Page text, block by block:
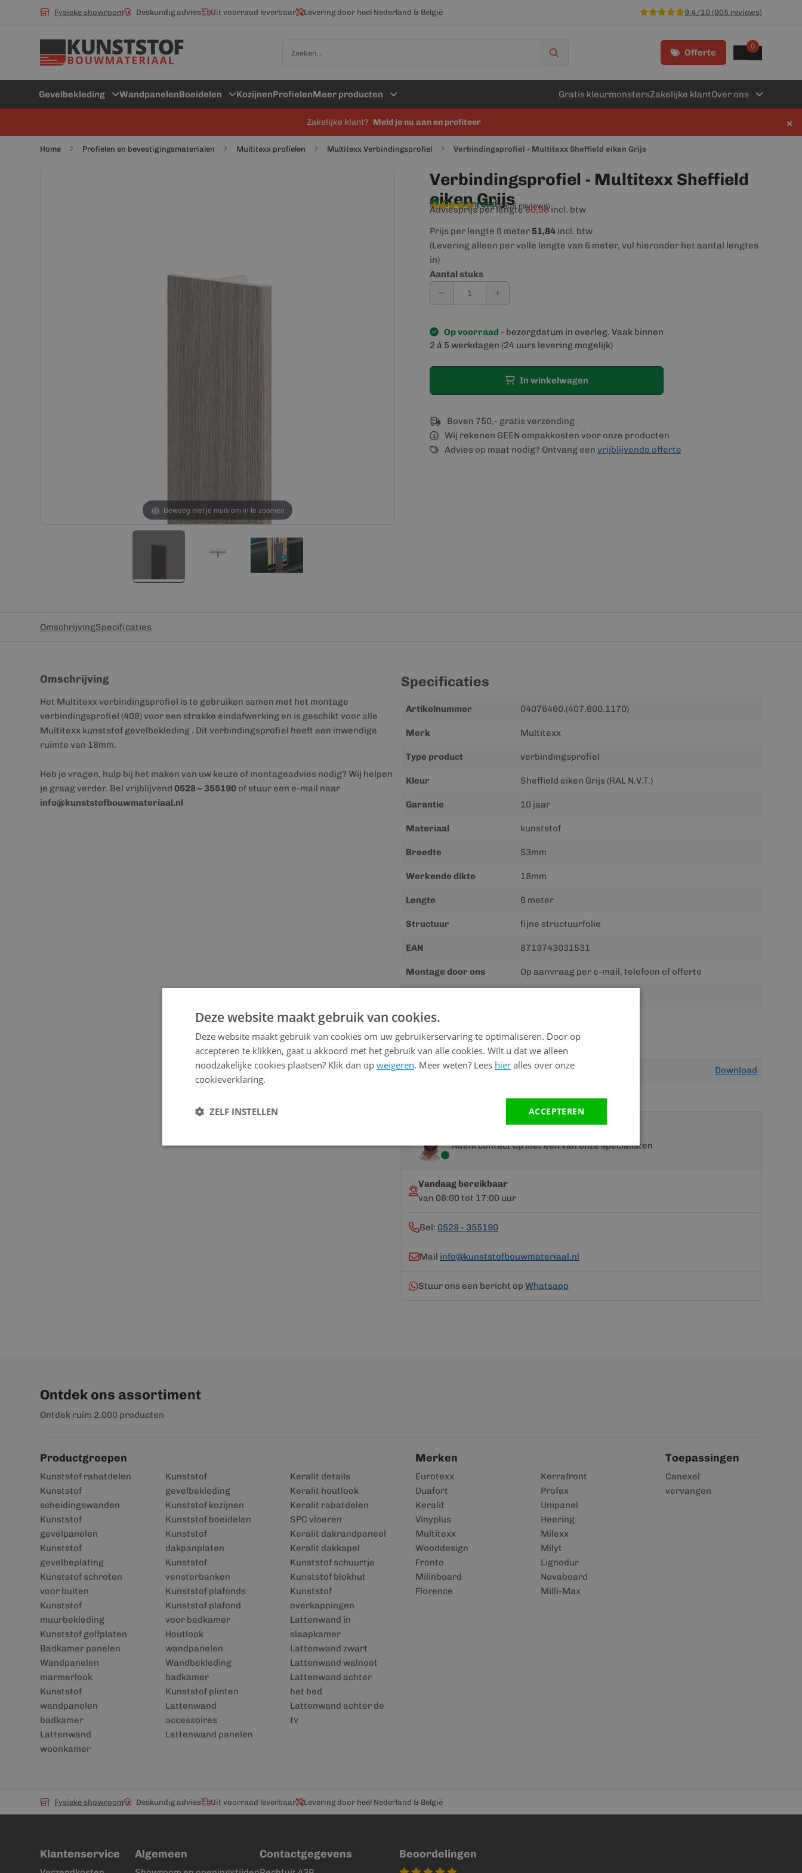
Fysieke showroom Deskundig advies Uit voorraad leverbaar Levering door heel Nederland & België 9.4/10 (905 reviews)
Offerte
0
Gevelbekleding WandpanelenBoeidelen KozijnenProfielenMeer producten Gratis kleurmonstersZakelijke klantOver ons
Zakelijke klant? Meld je nu aan en profiteer ×
Home Profielen en bevestigingsmaterialen Multitexx profielen Multitexx Verbindingsprofiel Verbindingsprofiel - Multitexx Sheffield eiken Grijs
Beweeg met je muis om in te zoomen
Verbindingsprofiel - Multitexx Sheffield
eiken Grijs
Op voorraad
9,4/10(905 reviews)
Adviesprijs per lengte60,98incl. btw
Prijs per lengte 6 meter 51,84 incl. btw
(Levering alleen per volle lengte van 6 meter, vul hieronder het aantal lengtes
in)
Aantal stuks
Op voorraad - bezorgdatum in overleg. Vaak binnen
2 á 5 werkdagen (24 uurs levering mogelijk)
In winkelwagen
Boven 750,- gratis verzending
Wij rekenen GEEN ompakkosten voor onze producten
Advies op maat nodig? Ontvang een vrijblijvende offerte
OmschrijvingSpecificaties
Omschrijving
Het Multitexx verbindingsprofiel is te gebruiken samen met het montage
verbindingsprofiel (408) voor een strakke eindafwerking en is geschikt voor alle
Multitexx kunststof gevelbekleding . Dit verbindingsprofiel heeft een inwendige
ruimte van 18mm.
Heb je vragen, hulp bij het maken van uw keuze of montageadvies nodig? Wij helpen
je graag verder. Bel vrijblijvend 0528 – 355190 of stuur een e-mail naar
info@kunststofbouwmateriaal.nl
Specificaties
Meer
Artikelnummer 04076460.(407.600.1170)
Merk Multitexx
Type product verbindingsprofiel
Kleur Sheffield eiken Grijs (RAL N.V.T.)
Garantie 10 jaar
Materiaal kunststof
Breedte 53mm
Werkende dikte 18mm
Lengte 6 meter
Structuur fijne structuurfolie
EAN 8719743031531
Montage door ons Op aanvraag per e-mail, telefoon of offerte
Downloads
Meer
Handleiding Download
Neem contact op met een van onze specialisten
Vandaag bereikbaar
van 08:00 tot 17:00 uur
Bel: 0528 - 355190
Mail info@kunststofbouwmateriaal.nl
Stuur ons een bericht op Whatsapp
Ontdek ons assortiment
Ontdek ruim 2.000 producten
Productgroepen
Kunststof rabatdelen
Kunststof
scheidingswanden
Kunststof
gevelpanelen
Kunststof
gevelbeplating
Kunststof schroten
voor buiten
Kunststof
muurbekleding
Kunststof golfplaten
Badkamer panelen
Wandpanelen
marmerlook
Kunststof
wandpanelen
badkamer
Lattenwand
woonkamer
Kunststof
gevelbekleding
Kunststof kozijnen
Kunststof boeidelen
Kunststof
dakpanplaten
Kunststof
vensterbanken
Kunststof plafonds
Kunststof plafond
voor badkamer
Houtlook
wandpanelen
Wandbekleding
badkamer
Kunststof plinten
Lattenwand
accessoires
Lattenwand panelen
Keralit details
Keralit houtlook
Keralit rabatdelen
SPC vloeren
Keralit dakrandpaneel
Keralit dakkapel
Kunststof schuurtje
Kunststof blokhut
Kunststof
overkappingen
Lattenwand in
slaapkamer
Lattenwand zwart
Lattenwand walnoot
Lattenwand achter
het bed
Lattenwand achter de
tv
Merken
Eurotexx
Duafort
Keralit
Vinyplus
Multitexx
Wooddesign
Fronto
Milinboard
Florence
Kerrafront
Profex
Unipanel
Heering
Milexx
Milyt
Lignodur
Novaboard
Milli-Max
Toepassingen
Canexel
vervangen
Fysieke showroom Deskundig advies Uit voorraad leverbaar Levering door heel Nederland & België
Klantenservice Algemeen Contactgegevens Beoordelingen
Deze website maakt gebruik van cookies.
Deze website maakt gebruik van cookies om uw gebruikerservaring te optimaliseren. Door op
accepteren te klikken, gaat u akkoord met het gebruik van alle cookies. Wilt u dat we alleen
noodzakelijke cookies plaatsen? Klik dan op weigeren. Meer weten? Lees hier alles over onze
cookieverklaring.
ACCEPTEREN
ZELF INSTELLEN